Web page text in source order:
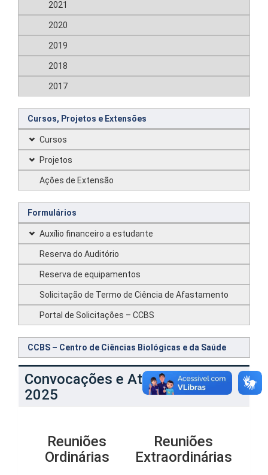
2021
2020
2019
2018
2017
Cursos, Projetos e Extensões
Cursos
Projetos
Ações de Extensão
Formulários
Auxílio financeiro a estudante
Reserva do Auditório
Reserva de equipamentos
Solicitação de Termo de Ciência de Afastamento
Portal de Solicitações – CCBS
CCBS – Centro de Ciências Biológicas e da Saúde
Convocações e Atas do DBIO –
2025
Reuniões
Ordinárias
Reuniões
Extraordinárias